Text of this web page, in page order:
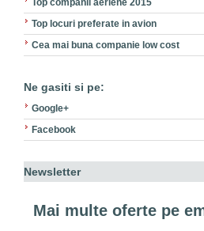
Top companii aeriene 2015
Top locuri preferate in avion
Cea mai buna companie low cost
Ne gasiti si pe:
Google+
Facebook
Newsletter
Mai multe oferte pe